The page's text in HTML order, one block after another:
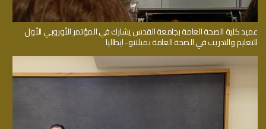
عميد كلية الصحة العامة بجامعة القدس يشارك في المؤتمر الأوروبي الأول
للتعليم والتدريب في الصحة العامة بميلانو- ايطاليا